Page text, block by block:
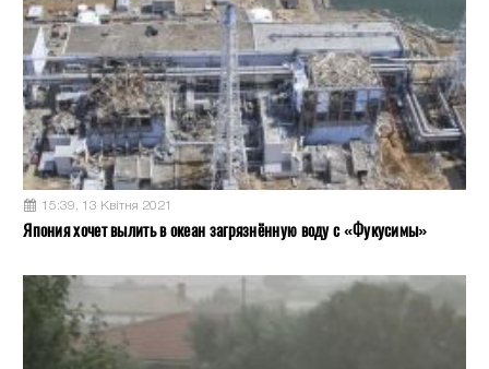
15:39, 13 Квітня 2021
Япония хочет вылить в океан загрязнённую воду с «Фукусимы»